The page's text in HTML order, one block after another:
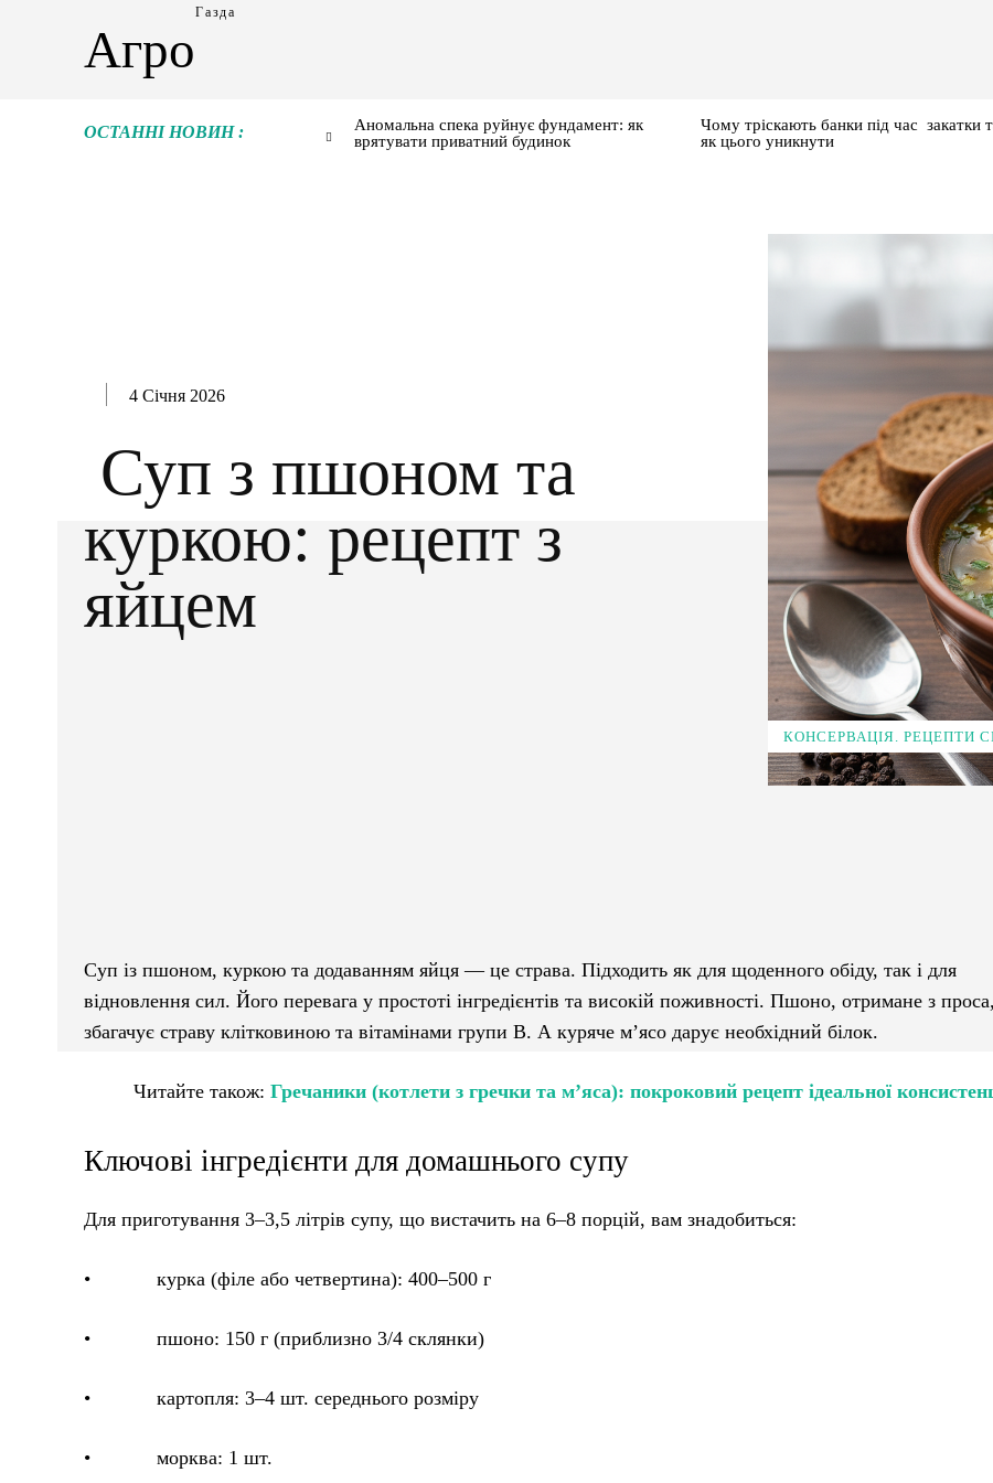
Агро
Газда
ОСТАННІ НОВИН :
Аномальна спека руйнує фундамент: як
врятувати приватний будинок
Чому тріскають банки під час закатки
як цього уникнути
4 Січня 2026
Суп з пшоном та
куркою: рецепт з
яйцем
КОНСЕРВАЦІЯ. РЕЦЕПТИ
Суп із пшоном, куркою та додаванням яйця — це страва. Підходить як для щоденного обіду, так і для
відновлення сил. Його перевага у простоті інгредієнтів та високій поживності. Пшоно, отримане з проса,
збагачує страву клітковиною та вітамінами групи B. А куряче м’ясо дарує необхідний білок.
Читайте також: Гречаники (котлети з гречки та м’яса): покроковий рецепт ідеальної
Ключові інгредієнти для домашнього супу
Для приготування 3–3,5 літрів супу, що вистачить на 6–8 порцій, вам знадобиться:
• курка (філе або четвертина): 400–500 г
• пшоно: 150 г (приблизно 3/4 склянки)
• картопля: 3–4 шт. середнього розміру
• морква: 1 шт.